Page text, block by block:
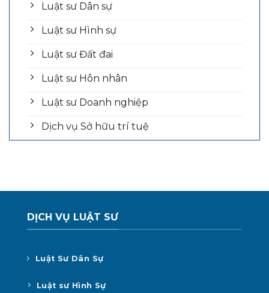
Luật sư Dân sự
Luật sư Hình sự
Luật sư Đất đai
Luật sư Hôn nhân
Luật sư Doanh nghiệp
Dịch vụ Sở hữu trí tuệ
DỊCH VỤ LUẬT SƯ
Luật Sư Dân Sự
Luật sư Hình Sự